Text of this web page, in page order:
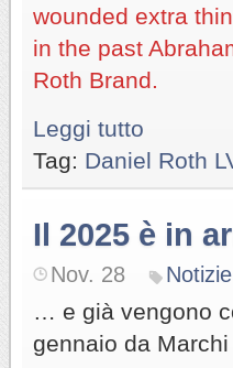
wounded extra
in the past
Roth Brand.
Leggi tutto
Tag: Daniel Roth
Il 2025 è in
Nov. 28 Notizie
… e già vengono
gennaio da